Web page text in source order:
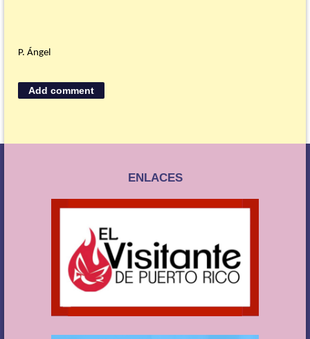
P. Ángel
ENLACES